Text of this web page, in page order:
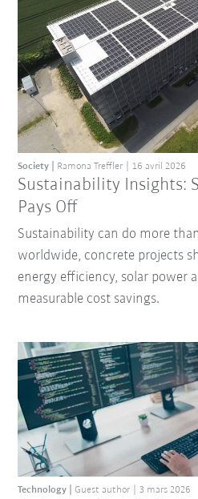
Sustainability Insights:
Pays Off
Society Ramona Treffler 16 avril 2026
Sustainability can do more
worldwide, concrete projects
energy efficiency, solar power
measurable cost savings.
Technology Guest author 3 mars 2026